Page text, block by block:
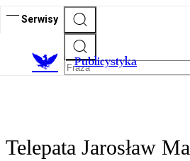
Serwisy
Publicystyka
Telepata Jarosław